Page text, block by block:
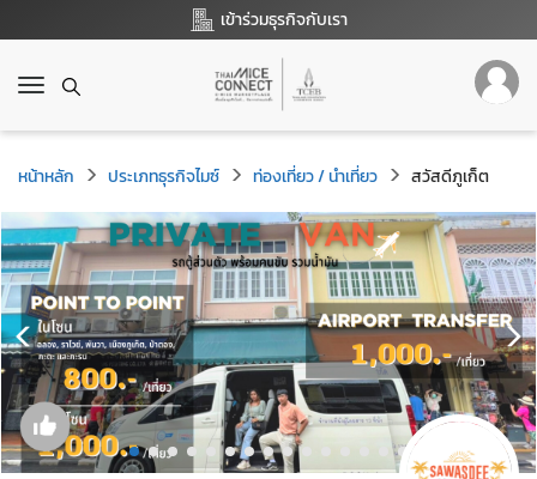
เข้าร่วมธุรกิจกับเรา
T
g
g
l
e
n
a
v
i
g
a
t
i
o
n
หน้าหลัก ประเภทธุรกิจไมซ์ ท่องเที่ยว / นำเที่ยว สวัสดีภูเก็ต